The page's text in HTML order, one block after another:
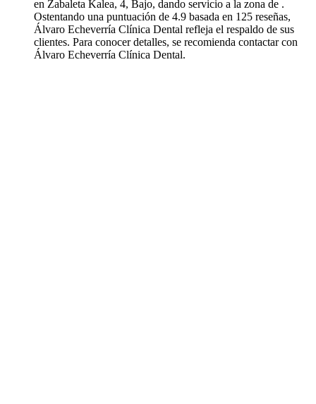
en Zabaleta Kalea, 4, Bajo, dando servicio a la zona de .
Ostentando una puntuación de 4.9 basada en 125 reseñas,
Álvaro Echeverría Clínica Dental refleja el respaldo de sus
clientes. Para conocer detalles, se recomienda contactar con
Álvaro Echeverría Clínica Dental.